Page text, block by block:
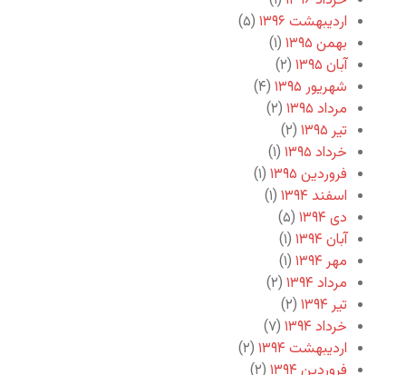
اردیبهشت ۱۳۹۶
(۵)
بهمن ۱۳۹۵
(۱)
آبان ۱۳۹۵
(۲)
شهریور ۱۳۹۵
(۴)
مرداد ۱۳۹۵
(۲)
تیر ۱۳۹۵
(۲)
خرداد ۱۳۹۵
(۱)
فروردین ۱۳۹۵
(۱)
اسفند ۱۳۹۴
(۱)
دی ۱۳۹۴
(۵)
آبان ۱۳۹۴
(۱)
مهر ۱۳۹۴
(۱)
مرداد ۱۳۹۴
(۲)
تیر ۱۳۹۴
(۲)
خرداد ۱۳۹۴
(۷)
اردیبهشت ۱۳۹۴
(۲)